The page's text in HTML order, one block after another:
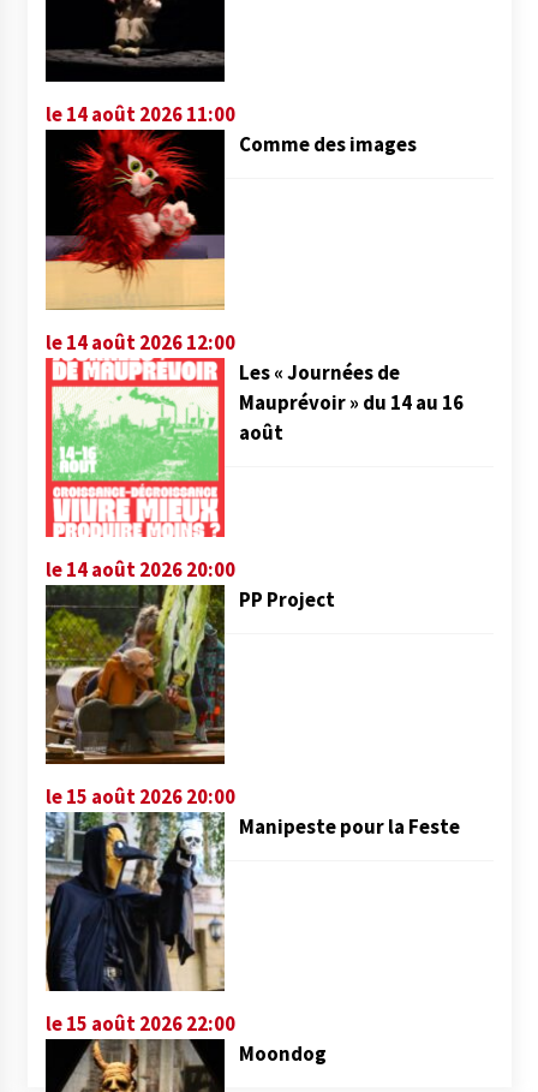
le 14 août 2026 11:00
Comme des images
le 14 août 2026 12:00
Les « Journées de
Mauprévoir » du 14 au 16
août
le 14 août 2026 20:00
PP Project
le 15 août 2026 20:00
Manipeste pour la Feste
le 15 août 2026 22:00
Moondog